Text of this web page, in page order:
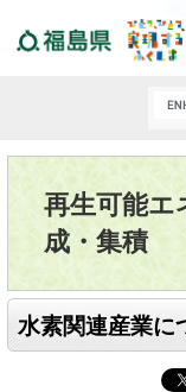
再生可能エ
成・集積
水素関連産業に